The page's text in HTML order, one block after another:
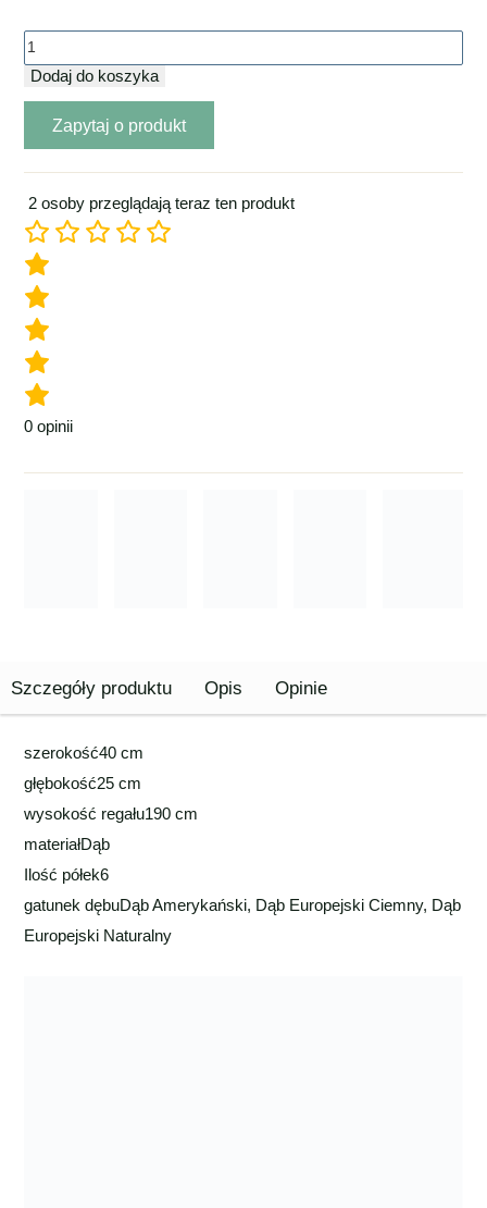
ilość
Regał
Loft
dębowy
Dodaj do koszyka
Zapytaj o produkt
2 osoby przeglądają teraz ten produkt
0 opinii
Szczegóły produktu Opis Opinie
szerokość40 cm
głębokość25 cm
wysokość regału190 cm
materiałDąb
Ilość półek6
gatunek dębuDąb Amerykański, Dąb Europejski Ciemny, Dąb
Europejski Naturalny